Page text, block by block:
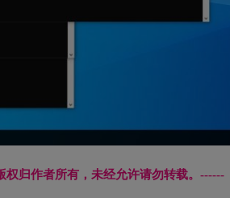
权归作者所有，未经允许请勿转载。------